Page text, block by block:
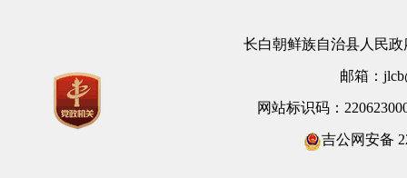
长白朝鲜族自治县人民
邮箱：
网站标识码：
吉公网安备